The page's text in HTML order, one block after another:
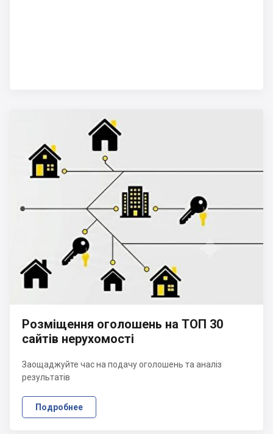
Розміщення оголошень на ТОП 30
сайтів нерухомості
Заощаджуйте час на подачу оголошень та аналіз
результатів
Подробнее